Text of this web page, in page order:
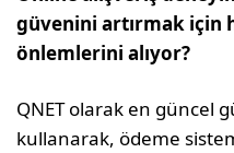
güvenini artırmak için
önlemlerini alıyor?
QNET olarak en güncel
kullanarak, ödeme